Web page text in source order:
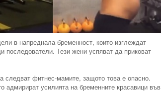
в напреднала бременност, които изглеждат
последователи. Тези жени успяват да приковат
следват фитнес-мамите, защото това е опасно.
адмирират усилията на бременните красавици във